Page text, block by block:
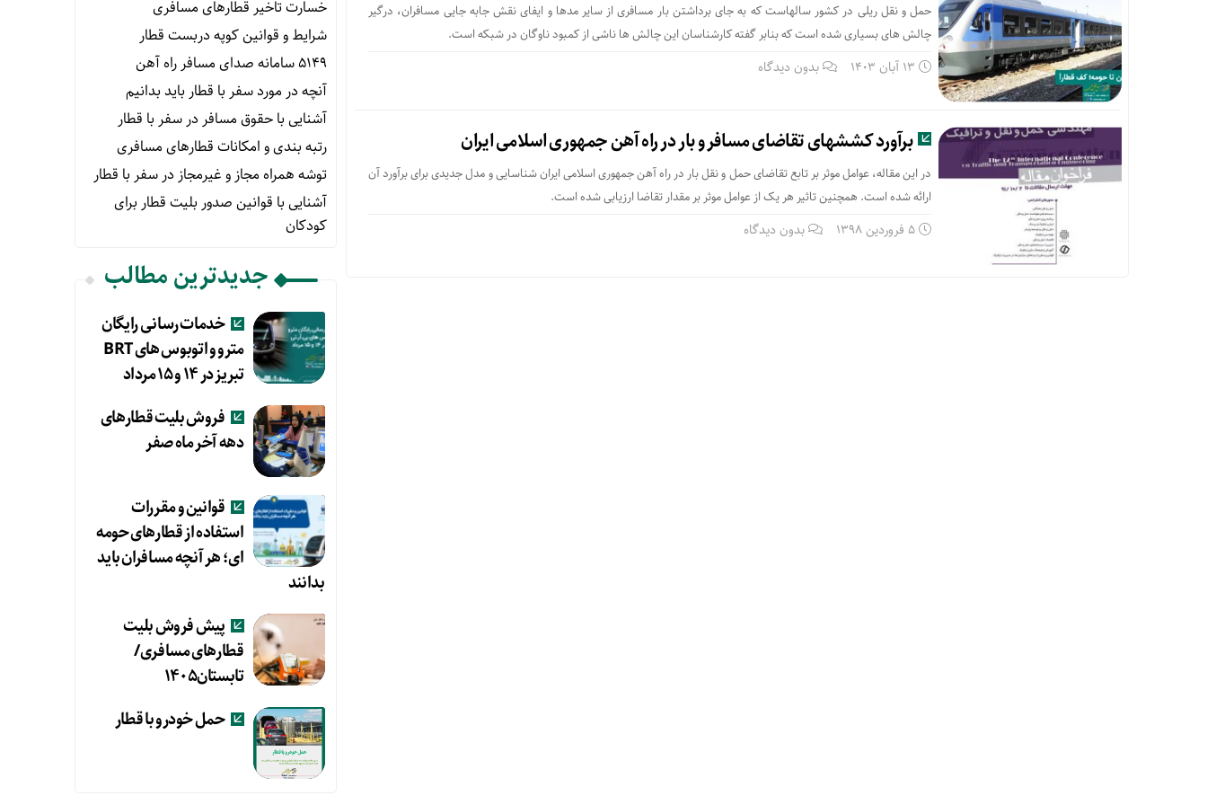
حمل و نقل ریلی در کشور سالهاست که به جای برداشتن بار مسافری از سایر مدها و ایفای نقش جابه جایی مسافران، درگیر
چالش های بسیاری شده است که بنابر گفته کارشناسان این چالش ها ناشی از کمبود ناوگان در شبکه است.
13 آبان 1403 بدون دیدگاه
برآورد کششهای تقاضای مسافر و بار در راه آهن جمهوری اسلامی ایران
در این مقاله، عوامل موثر بر تابع تقاضای حمل و نقل بار در راه آهن جمهوری اسلامی ایران شناسایی و مدل جدیدی برای برآورد آن
ارائه شده است. همچنین تاثیر هر یک از عوامل موثر بر مقدار تقاضا ارزیابی شده است.
5 فروردین 1398 بدون دیدگاه
خسارت تاخیر قطارهای مسافری
شرایط و قوانین کوپه دربست قطار
۵۱۴۹ سامانه صدای مسافر راه آهن
آنچه در مورد سفر با قطار باید بدانیم
آشنایی با حقوق مسافر در سفر با قطار
رتبه بندی و امکانات قطارهای مسافری
توشه همراه مجاز و غیرمجاز در سفر با قطار
آشنایی با قوانین صدور بلیت قطار برای
کودکان
جدیدترین مطالب
خدمات رسانی رایگان
مترو و اتوبوس های BRT
تبریز در ۱۴ و ۱۵ مرداد
فروش بلیت قطارهای
دهه آخر ماه صفر
قوانین و مقررات
استفاده از قطارهای حومه
ای؛ هر آنچه مسافران باید
بدانند
پیش فروش بلیت
قطارهای مسافری/
تابستان۱۴۰۵
حمل خودرو با قطار